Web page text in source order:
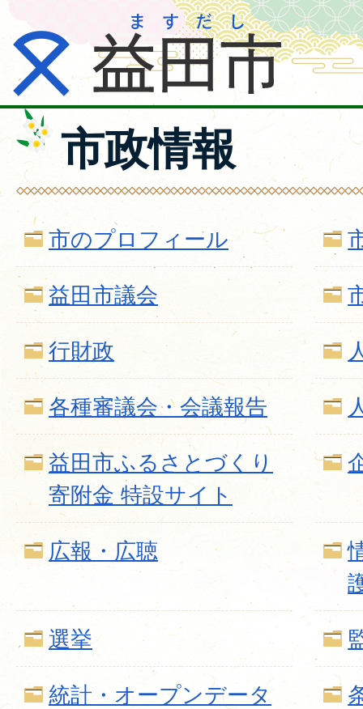
市政情報
市のプロフィール
益田市議会
行財政
各種審議会・会議報告
益田市ふるさとづくり
寄附金 特設サイト
広報・広聴
選挙
統計・オープンデータ